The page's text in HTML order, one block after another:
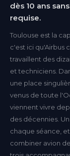
dès 10 ans
requise.
Toulouse est la
c'est ici qu'Airbus
travaillent des
et techniciens.
une place
venus de toute
viennent vivre
des décennies.
chaque séance,
combiner avion